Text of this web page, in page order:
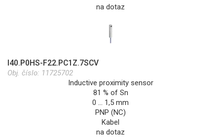
na dotaz
I40.P0HS-F22.PC1Z.7SCV
Obj. číslo: 11725702
Inductive proximity sensor
81 % of Sn
0 … 1,5 mm
PNP (NC)
Kabel
na dotaz